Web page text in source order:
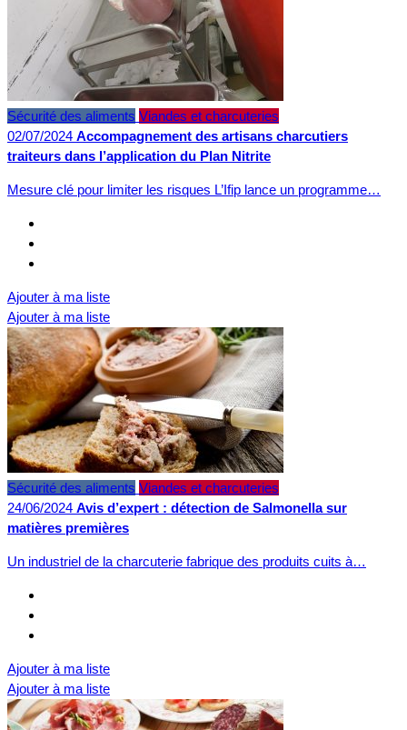
Sécurité des aliments Viandes et charcuteries
02/07/2024 Accompagnement des artisans charcutiers
traiteurs dans l’application du Plan Nitrite
Mesure clé pour limiter les risques L’Ifip lance un programme…
Ajouter à ma liste
Ajouter à ma liste
Sécurité des aliments Viandes et charcuteries
24/06/2024 Avis d’expert : détection de Salmonella sur
matières premières
Un industriel de la charcuterie fabrique des produits cuits à…
Ajouter à ma liste
Ajouter à ma liste